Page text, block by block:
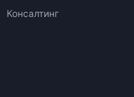
Консалтинг